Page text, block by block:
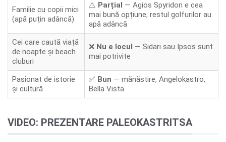
Familie cu copii mici
(apă puțin adâncă)
⚠️ Parțial — Agios Spyridon e cea
mai bună opțiune; restul golfurilor au
apă adâncă
Cei care caută viață
de noapte și beach
cluburi
❌ Nu e locul — Sidari sau Ipsos sunt
mai potrivite
Pasionat de istorie
și cultură
✅ Bun — mănăstire, Angelokastro,
Bella Vista
VIDEO: PREZENTARE PALEOKASTRITSA